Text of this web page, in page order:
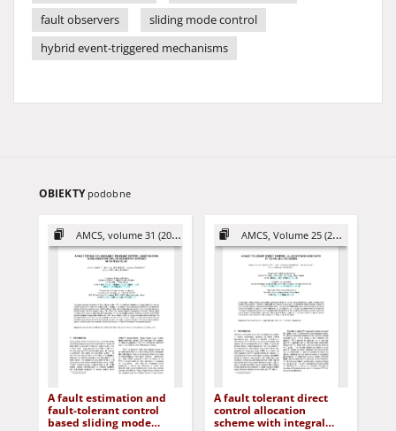
fault observers
sliding mode control
hybrid event-triggered mechanisms
OBIEKTY podobne
AMCS, volume 31 (2021)
A fault estimation and
fault-tolerant control
based sliding mode
AMCS, Volume 25 (2015)
A fault tolerant direct
control allocation
scheme with integral